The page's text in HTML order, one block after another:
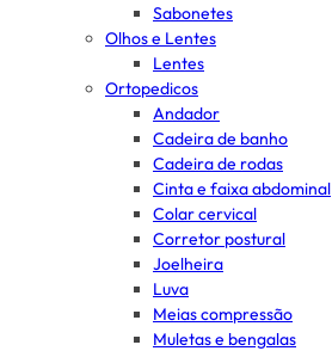
Sabonetes
Olhos e Lentes
Lentes
Ortopedicos
Andador
Cadeira de banho
Cadeira de rodas
Cinta e faixa abdominal
Colar cervical
Corretor postural
Joelheira
Luva
Meias compressão
Muletas e bengalas